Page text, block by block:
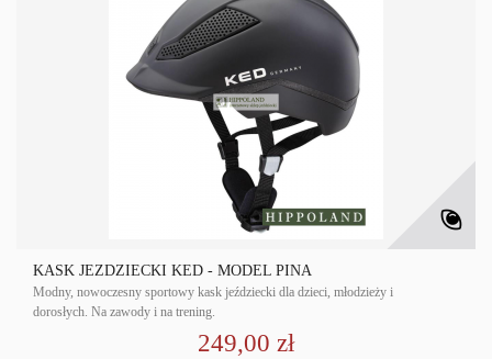
KASK JEŹDZIECKI KED - MODEL PINA
Modny, nowoczesny sportowy kask jeździecki dla dzieci, młodzieży i
dorosłych. Na zawody i na trening.
249,00 zł